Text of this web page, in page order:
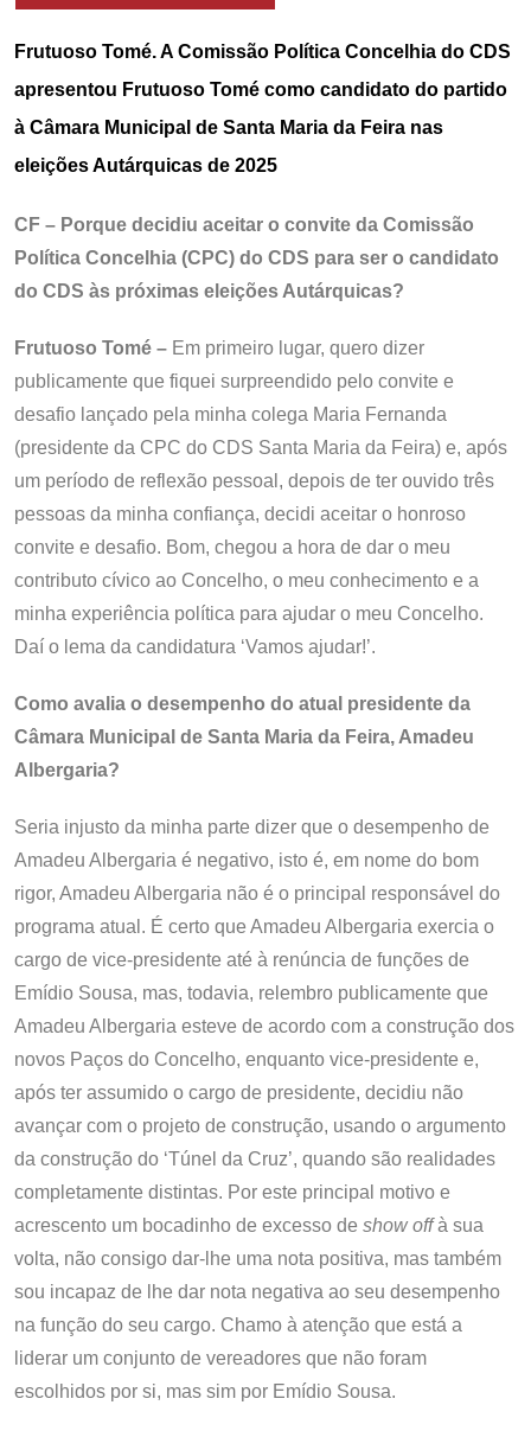
Frutuoso Tomé. A Comissão Política Concelhia do CDS
apresentou Frutuoso Tomé como candidato do partido
à Câmara Municipal de Santa Maria da Feira nas
eleições Autárquicas de 2025
CF – Porque decidiu aceitar o convite da Comissão
Política Concelhia (CPC) do CDS para ser o candidato
do CDS às próximas eleições Autárquicas?
Frutuoso Tomé – Em primeiro lugar, quero dizer
publicamente que fiquei surpreendido pelo convite e
desafio lançado pela minha colega Maria Fernanda
(presidente da CPC do CDS Santa Maria da Feira) e, após
um período de reflexão pessoal, depois de ter ouvido três
pessoas da minha confiança, decidi aceitar o honroso
convite e desafio. Bom, chegou a hora de dar o meu
contributo cívico ao Concelho, o meu conhecimento e a
minha experiência política para ajudar o meu Concelho.
Daí o lema da candidatura ‘Vamos ajudar!’.
Como avalia o desempenho do atual presidente da
Câmara Municipal de Santa Maria da Feira, Amadeu
Albergaria?
Seria injusto da minha parte dizer que o desempenho de
Amadeu Albergaria é negativo, isto é, em nome do bom
rigor, Amadeu Albergaria não é o principal responsável do
programa atual. É certo que Amadeu Albergaria exercia o
cargo de vice-presidente até à renúncia de funções de
Emídio Sousa, mas, todavia, relembro publicamente que
Amadeu Albergaria esteve de acordo com a construção dos
novos Paços do Concelho, enquanto vice-presidente e,
após ter assumido o cargo de presidente, decidiu não
avançar com o projeto de construção, usando o argumento
da construção do ‘Túnel da Cruz’, quando são realidades
completamente distintas. Por este principal motivo e
acrescento um bocadinho de excesso de show offà sua
volta, não consigo dar-lhe uma nota positiva, mas também
sou incapaz de lhe dar nota negativa ao seu desempenho
na função do seu cargo. Chamo à atenção que está a
liderar um conjunto de vereadores que não foram
escolhidos por si, mas sim por Emídio Sousa.